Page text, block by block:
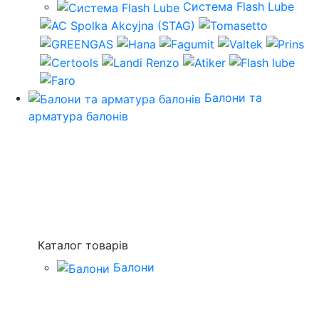
Система Flash Lube
Балони та
арматура балонів
Каталог товарів
Балони